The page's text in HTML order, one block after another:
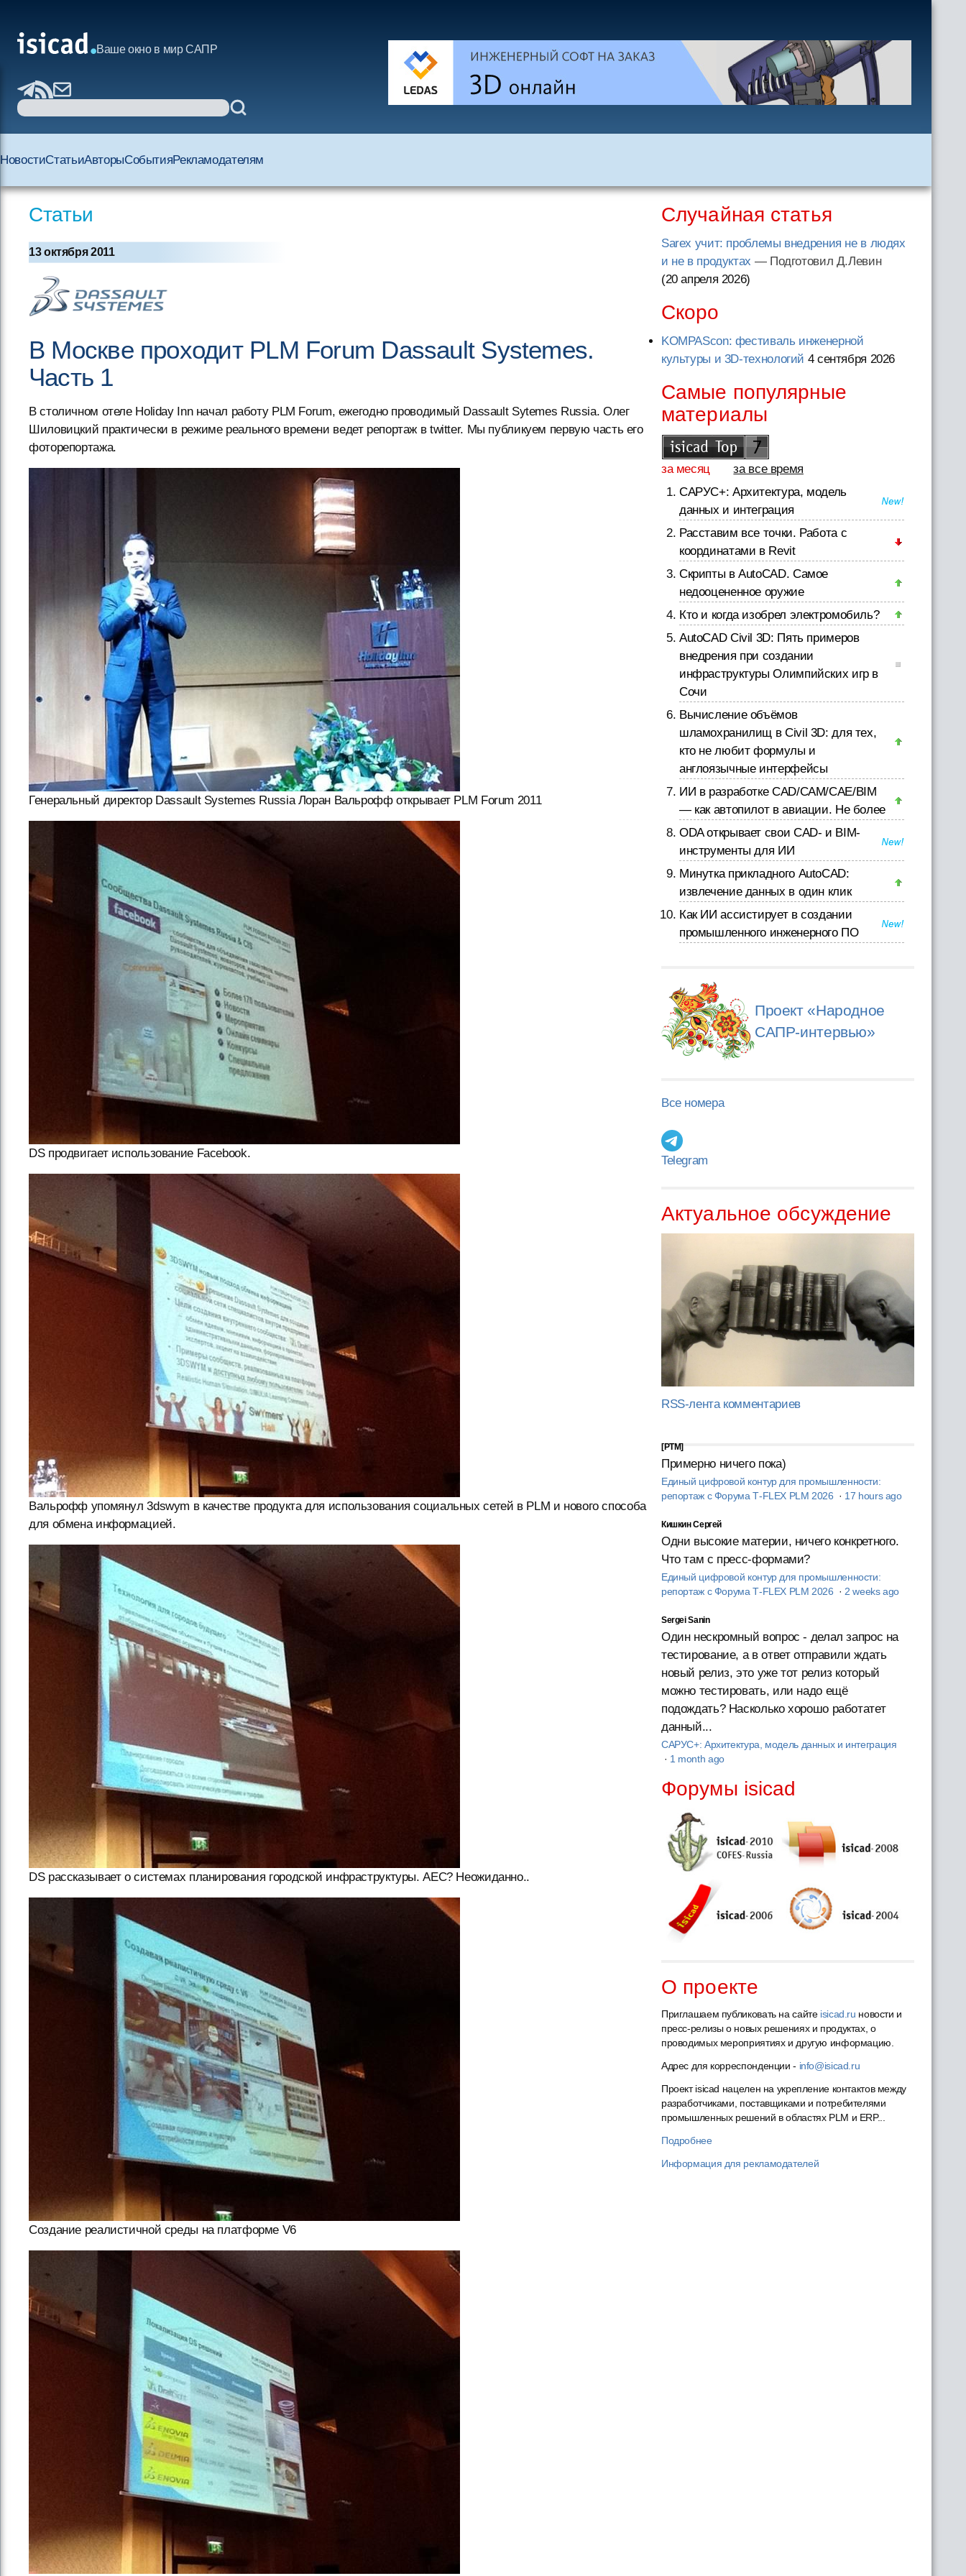
Ваше окно в мир САПР
НовостиСтатьиАвторыСобытияРекламодателям
Статьи
13 октября 2011
В Москве проходит PLM Forum Dassault Systemes.
Часть 1
В столичном отеле Holiday Inn начал работу PLM Forum, ежегодно проводимый Dassault Sytemes Russia. Олег
Шиловицкий практически в режиме реального времени ведет репортаж в twitter. Мы публикуем первую часть его
фоторепортажа.
Генеральный директор Dassault Systemes Russia Лоран Вальрофф открывает PLM Forum 2011
DS продвигает использование Facebook.
Вальрофф упомянул 3dswym в качестве продукта для использования социальных сетей в PLM и нового способа
для обмена информацией.
DS рассказывает о системах планирования городской инфраструктуры. AEC? Неожиданно..
Создание реалистичной среды на платформе V6
Случайная статья
Sarex учит: проблемы внедрения не в людях
и не в продуктах — Подготовил Д.Левин
(20 апреля 2026)
Скоро
KOMPAScon: фестиваль инженерной
культуры и 3D-технологий 4 сентября 2026
Самые популярные
материалы
за месяц
за все время
САРУС+: Архитектура, модель
данных и интеграция
Расставим все точки. Работа с
координатами в Revit
Скрипты в AutoCAD. Самое
недооцененное оружие
Кто и когда изобрел электромобиль?
AutoCAD Civil 3D: Пять примеров
внедрения при создании
инфраструктуры Олимпийских игр в
Сочи
Вычисление объёмов
шламохранилищ в Civil 3D: для тех,
кто не любит формулы и
англоязычные интерфейсы
ИИ в разработке CAD/CAM/CAE/BIM
— как автопилот в авиации. Не более
ODA открывает свои CAD- и BIM-
инструменты для ИИ
Минутка прикладного AutoCAD:
извлечение данных в один клик
Как ИИ ассистирует в создании
промышленного инженерного ПО
Проект «Народное
САПР-интервью»
Все номера
Telegram
Актуальное обсуждение
RSS-лента комментариев
[PTM]
Примерно ничего пока)
Единый цифровой контур для промышленности:
репортаж с Форума T‑FLEX PLM 2026 · 17 hours ago
Кишкин Сергей
Одни высокие материи, ничего конкретного.
Что там с пресс-формами?
Единый цифровой контур для промышленности:
репортаж с Форума T‑FLEX PLM 2026 · 2 weeks ago
Sergei Sanin
Один нескромный вопрос - делал запрос на
тестирование, а в ответ отправили ждать
новый релиз, это уже тот релиз который
можно тестировать, или надо ещё
подождать? Насколько хорошо работатет
данный...
САРУС+: Архитектура, модель данных и интеграция
· 1 month ago
Форумы isicad
О проекте
Приглашаем публиковать на сайте isicad.ru новости и
пресс-релизы о новых решениях и продуктах, о
проводимых мероприятиях и другую информацию.
Адрес для корреспонденции - info@isicad.ru
Проект isicad нацелен на укрепление контактов между
разработчиками, поставщиками и потребителями
промышленных решений в областях PLM и ERP...
Подробнее
Информация для рекламодателей